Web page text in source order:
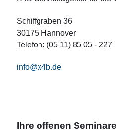
Schiffgraben 36
30175 Hannover
Telefon: (05 11) 85 05 - 227
info@x4b.de
Ihre offenen Seminare